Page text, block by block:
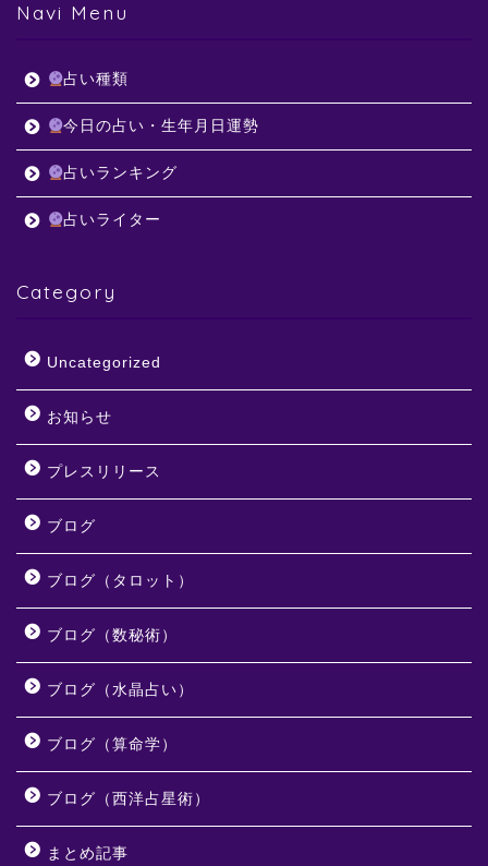
Navi Menu
占い種類
今日の占い・生年月日運勢
占いランキング
占いライター
Category
Uncategorized
お知らせ
プレスリリース
ブログ
ブログ（タロット）
ブログ（数秘術）
ブログ（水晶占い）
ブログ（算命学）
ブログ（西洋占星術）
まとめ記事